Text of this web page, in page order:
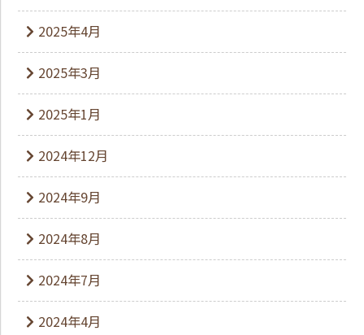
2025年4月
2025年3月
2025年1月
2024年12月
2024年9月
2024年8月
2024年7月
2024年4月